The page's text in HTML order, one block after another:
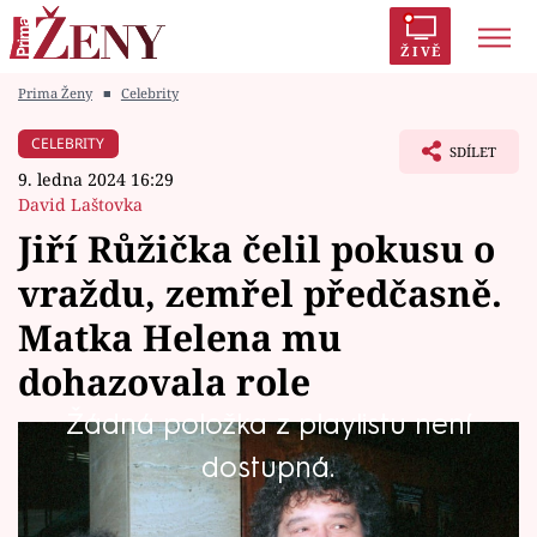
ŽIVĚ
Módní alarm
Témata
Celebrity
Vztahy
Seriály
Prima Ženy ■ Celebrity
CELEBRITY
9. ledna 2024 16:29
David Laštovka
SDÍLET
Jiří Růžička čelil pokusu o
vraždu, zemřel předčasně.
Matka Helena mu
dohazovala role
Žádná položka z playlistu není
dostupná.
Nepřehlédnutelný herec Jiří Růžička, kterého
nejvíce proslavila role tlustého Josefa v
komediích Zdeňka Trošky Slunce, seno..., se